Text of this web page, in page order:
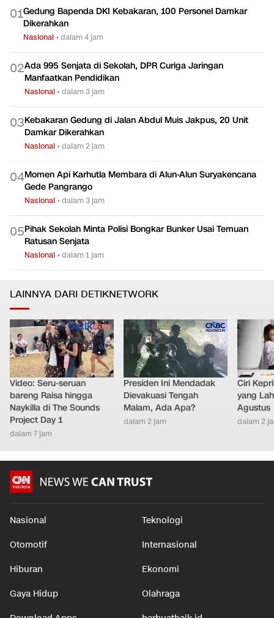
01Gedung Bapenda DKI Kebakaran, 100 Personel Damkar
Dikerahkan
Nasional •dalam 4 jam
02Ada 995 Senjata di Sekolah, DPR Curiga Jaringan
Manfaatkan Pendidikan
Nasional •dalam 3 jam
03Kebakaran Gedung di Jalan Abdul Muis Jakpus, 20 Unit
Damkar Dikerahkan
Nasional •dalam 2 jam
04Momen Api Karhutla Membara di Alun-Alun Suryakencana
Gede Pangrango
Nasional •dalam 3 jam
05Pihak Sekolah Minta Polisi Bongkar Bunker Usai Temuan
Ratusan Senjata
Nasional •dalam 1 jam
LAINNYA DARI DETIKNETWORK
Video: Seru-seruan
bareng Raisa hingga
Naykilla di The Sounds
Project Day 1
dalam 7 jam
Presiden Ini Mendadak
Dievakuasi Tengah
Malam, Ada Apa?
dalam 2 jam
Ciri
yang
Agustus
dalam 2
Nasional Teknologi
Otomotif Internasional
Hiburan Ekonomi
Gaya Hidup Olahraga